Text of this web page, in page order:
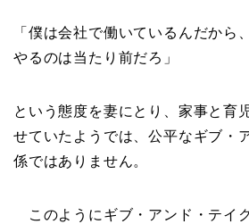
「僕は会社で働いているんだから
やるのは当たり前だろ」
という態度を妻にとり、家事と育
せていたようでは、公平なギブ・
係ではありません。
このようにギブ・アンド・テイ